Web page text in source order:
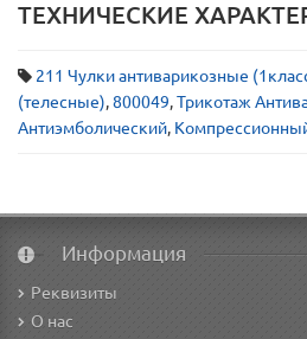
ТЕХНИЧЕСКИЕ
211 Чулки антиварикозные
(телесные),800049,Трикотаж
Антиэмболический,
Информация
Реквизиты
О нас